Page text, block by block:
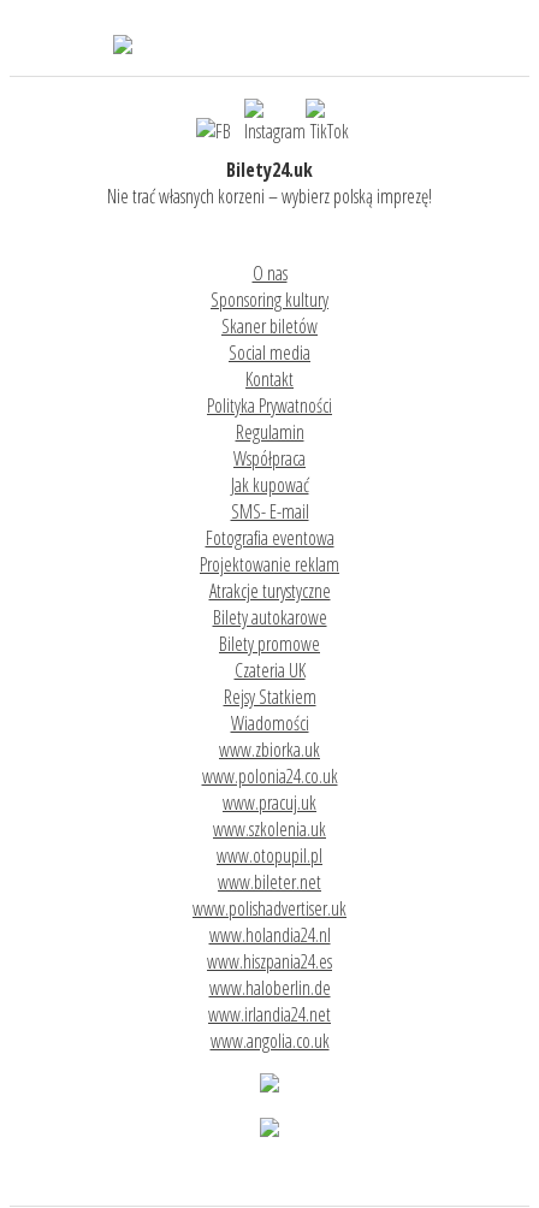
Bilety24.uk
Nie trać własnych korzeni – wybierz polską imprezę!
O nas
Sponsoring kultury
Skaner biletów
Social media
Kontakt
Polityka Prywatności
Regulamin
Współpraca
Jak kupować
SMS- E-mail
Fotografia eventowa
Projektowanie reklam
Atrakcje turystyczne
Bilety autokarowe
Bilety promowe
Czateria UK
Rejsy Statkiem
Wiadomości
www.zbiorka.uk
www.polonia24.co.uk
www.pracuj.uk
www.szkolenia.uk
www.otopupil.pl
www.bileter.net
www.polishadvertiser.uk
www.holandia24.nl
www.hiszpania24.es
www.haloberlin.de
www.irlandia24.net
www.angolia.co.uk